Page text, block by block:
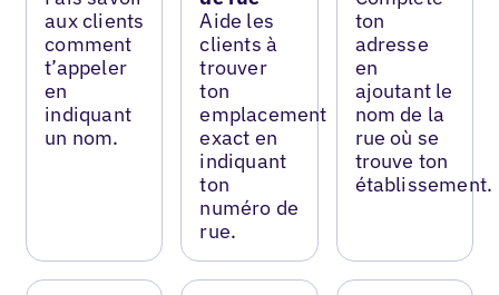
aux clients
comment
t’appeler
en
indiquant
un nom.
Aide les
clients à
trouver
ton
emplacement
exact en
indiquant
ton
numéro de
rue.
ton
adresse
en
ajoutant le
nom de la
rue où se
trouve ton
établissement.